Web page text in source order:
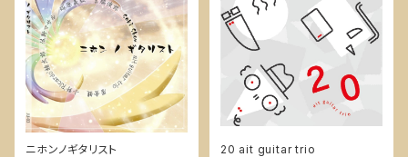
ニホンノギタリスト 20 ait guitar trio